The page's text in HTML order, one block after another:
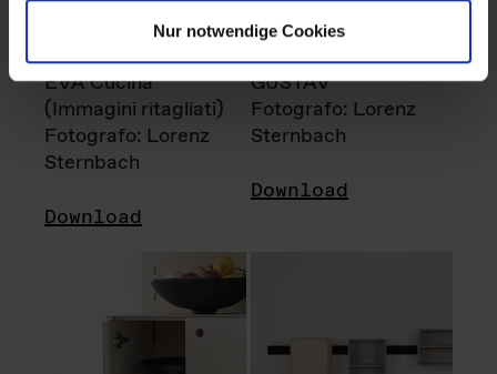
Nur notwendige Cookies
EVA Cucina
(Immagini ritagliati)
Fotografo: Lorenz
Sternbach
Download
GUSTAV
Fotografo: Lorenz
Sternbach
Download